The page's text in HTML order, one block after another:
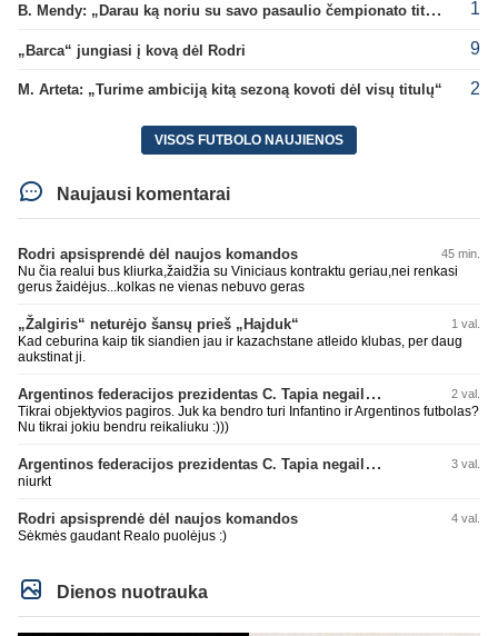
B. Mendy: „Darau ką noriu su savo pasaulio čempionato titulu“ 1
„Barca“ jungiasi į kovą dėl Rodri 9
M. Arteta: „Turime ambiciją kitą sezoną kovoti dėl visų titulų“ 2
VISOS FUTBOLO NAUJIENOS
Naujausi komentarai
Rodri apsisprendė dėl naujos komandos 45 min.
Nu čia realui bus kliurka,žaidžia su Viniciaus kontraktu geriau,nei renkasi
gerus žaidėjus...kolkas ne vienas nebuvo geras
„Žalgiris“ neturėjo šansų prieš „Hajduk“ 1 val.
Kad ceburina kaip tik siandien jau ir kazachstane atleido klubas, per daug
aukstinat ji.
Argentinos federacijos prezidentas C. Tapia negailėjo pagyrų G. Infantino 2 val.
Tikrai objektyvios pagiros. Juk ka bendro turi Infantino ir Argentinos futbolas?
Nu tikrai jokiu bendru reikaliuku :)))
Argentinos federacijos prezidentas C. Tapia negailėjo pagyrų G. Infantino 3 val.
niurkt
Rodri apsisprendė dėl naujos komandos 4 val.
Sėkmės gaudant Realo puolėjus :)
Dienos nuotrauka